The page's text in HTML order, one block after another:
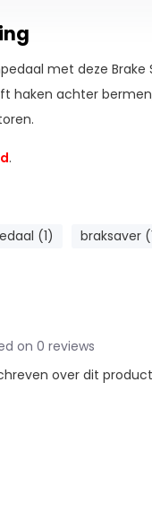
met deze
haken achter
.
(1) braksaver
on 0 reviews
over dit